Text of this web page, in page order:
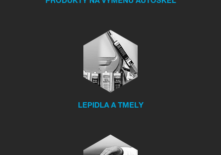
LEPIDLA A TMELY